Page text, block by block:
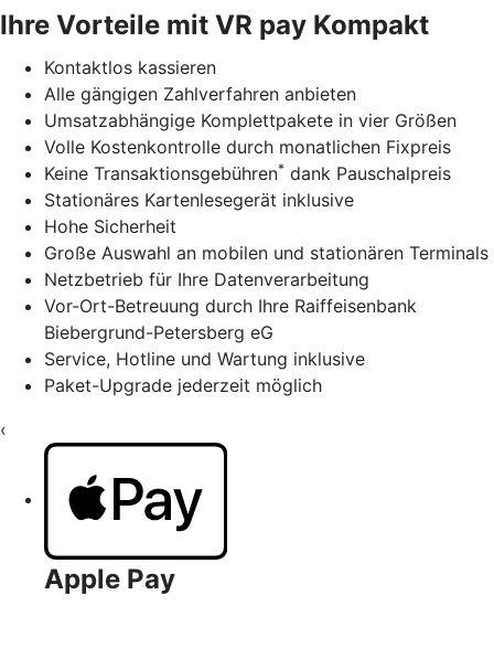
Ihre Vorteile mit VR pay Kompakt
Kontaktlos kassieren
Alle gängigen Zahlverfahren anbieten
Umsatzabhängige Komplettpakete in vier Größen
Volle Kostenkontrolle durch monatlichen Fixpreis
Keine Transaktionsgebühren* dank Pauschalpreis
Stationäres Kartenlesegerät inklusive
Hohe Sicherheit
Große Auswahl an mobilen und stationären Terminals
Netzbetrieb für Ihre Datenverarbeitung
Vor-Ort-Betreuung durch Ihre Raiffeisenbank
Biebergrund-Petersberg eG
Service, Hotline und Wartung inklusive
Paket-Upgrade jederzeit möglich
‹
Apple Pay